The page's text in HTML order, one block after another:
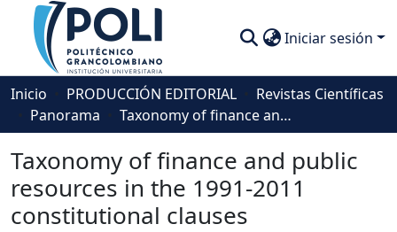
Iniciar sesión
Comunidades
Descubre
Estadísticas
Inicio PRODUCCIÓN EDITORIAL
Revistas Científicas
Panorama
Taxonomy of finance and public resources in the 1991-2011 constitutional clauses
Taxonomy of finance and public
resources in the 1991-2011
constitutional clauses